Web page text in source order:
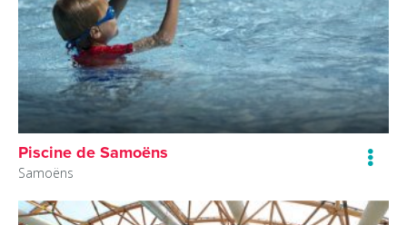
Piscine de Samoëns
Samoëns